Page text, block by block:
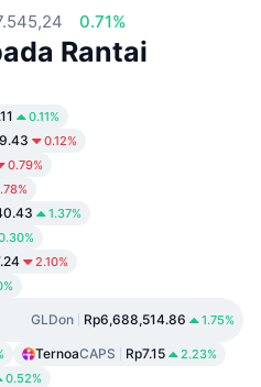
0.71%
Rantai
0.11%
0.12%
0.79%
1.37%
2.10%
GLDon Rp6,688,514.86 1.75%
TernoaCAPS Rp7.15 2.23%
0.52%